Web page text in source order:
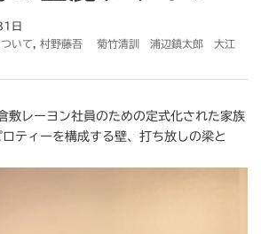
日
いて
村野藤吾 菊竹清訓 浦辺鎮太郎 大江
レーヨン社員のための定式化された家族
ティーを構成する壁、打ち放しの梁と